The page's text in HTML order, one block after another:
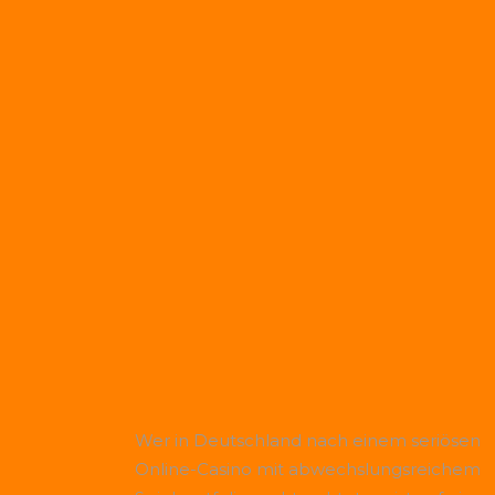
Wer in Deutschland nach einem seriösen
Online-Casino mit abwechslungsreichem